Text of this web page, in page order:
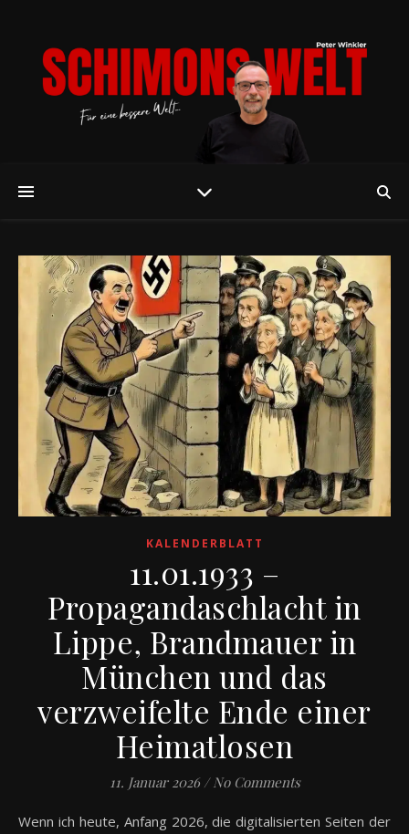
KALENDERBLATT
11.01.1933 –
Propagandaschlacht in
Lippe, Brandmauer in
München und das
verzweifelte Ende einer
Heimatlosen
11. Januar 2026 / No Comments
Wenn ich heute, Anfang 2026, die digitalisierten Seiten der